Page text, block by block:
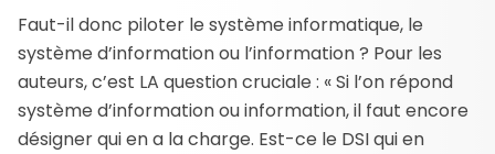
Faut-il donc piloter le système informatique, le
système d’information ou l’information ? Pour les
auteurs, c’est LA question cruciale : « Si l’on répond
système d’information ou information, il faut encore
désigner qui en a la charge. Est-ce le DSI qui en